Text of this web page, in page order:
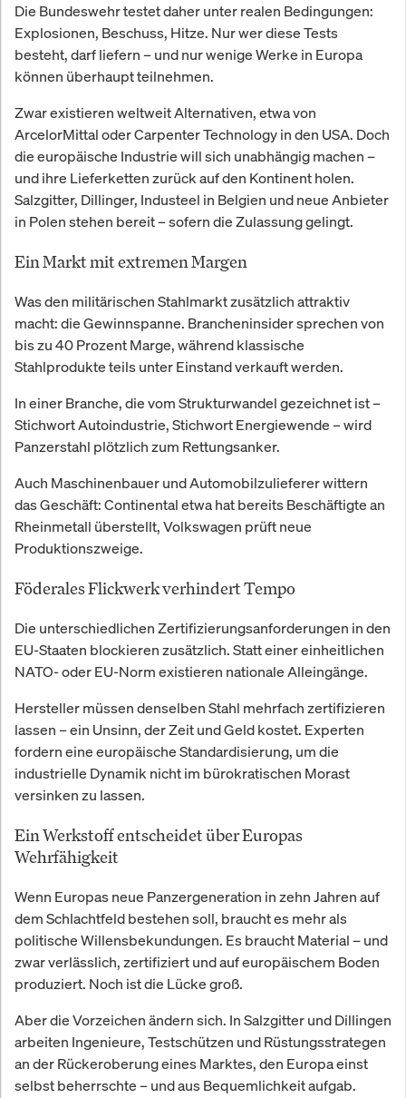
Die Bundeswehr testet daher unter realen Bedingungen:
Explosionen, Beschuss, Hitze. Nur wer diese Tests
besteht, darf liefern – und nur wenige Werke in Europa
können überhaupt teilnehmen.
Zwar existieren weltweit Alternativen, etwa von
ArcelorMittal oder Carpenter Technology in den USA. Doch
die europäische Industrie will sich unabhängig machen –
und ihre Lieferketten zurück auf den Kontinent holen.
Salzgitter, Dillinger, Industeel in Belgien und neue Anbieter
in Polen stehen bereit – sofern die Zulassung gelingt.
Ein Markt mit extremen Margen
Was den militärischen Stahlmarkt zusätzlich attraktiv
macht: die Gewinnspanne. Brancheninsider sprechen von
bis zu 40 Prozent Marge, während klassische
Stahlprodukte teils unter Einstand verkauft werden.
In einer Branche, die vom Strukturwandel gezeichnet ist –
Stichwort Autoindustrie, Stichwort Energiewende – wird
Panzerstahl plötzlich zum Rettungsanker.
Auch Maschinenbauer und Automobilzulieferer wittern
das Geschäft: Continental etwa hat bereits Beschäftigte an
Rheinmetall überstellt, Volkswagen prüft neue
Produktionszweige.
Föderales Flickwerk verhindert Tempo
Die unterschiedlichen Zertifizierungsanforderungen in den
EU-Staaten blockieren zusätzlich. Statt einer einheitlichen
NATO- oder EU-Norm existieren nationale Alleingänge.
Hersteller müssen denselben Stahl mehrfach zertifizieren
lassen – ein Unsinn, der Zeit und Geld kostet. Experten
fordern eine europäische Standardisierung, um die
industrielle Dynamik nicht im bürokratischen Morast
versinken zu lassen.
Ein Werkstoff entscheidet über Europas
Wehrfähigkeit
Wenn Europas neue Panzergeneration in zehn Jahren auf
dem Schlachtfeld bestehen soll, braucht es mehr als
politische Willensbekundungen. Es braucht Material – und
zwar verlässlich, zertifiziert und auf europäischem Boden
produziert. Noch ist die Lücke groß.
Aber die Vorzeichen ändern sich. In Salzgitter und Dillingen
arbeiten Ingenieure, Testschützen und Rüstungsstrategen
an der Rückeroberung eines Marktes, den Europa einst
selbst beherrschte – und aus Bequemlichkeit aufgab.